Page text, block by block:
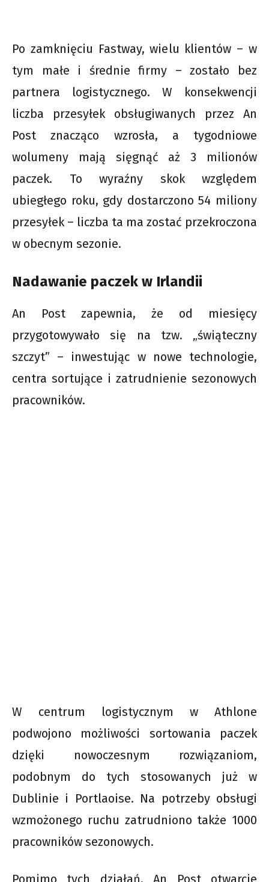
Po zamknięciu Fastway, wielu klientów – w
tym małe i średnie firmy – zostało bez
partnera logistycznego. W konsekwencji
liczba przesyłek obsługiwanych przez An
Post znacząco wzrosła, a tygodniowe
wolumeny mają sięgnąć aż 3 milionów
paczek. To wyraźny skok względem
ubiegłego roku, gdy dostarczono 54 miliony
przesyłek – liczba ta ma zostać przekroczona
w obecnym sezonie.
Nadawanie paczek w Irlandii
An Post zapewnia, że od miesięcy
przygotowywało się na tzw. „świąteczny
szczyt” – inwestując w nowe technologie,
centra sortujące i zatrudnienie sezonowych
pracowników.
W centrum logistycznym w Athlone
podwojono możliwości sortowania paczek
dzięki nowoczesnym rozwiązaniom,
podobnym do tych stosowanych już w
Dublinie i Portlaoise. Na potrzeby obsługi
wzmożonego ruchu zatrudniono także 1000
pracowników sezonowych.